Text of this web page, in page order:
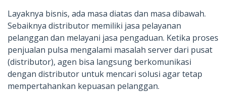
Layaknya bisnis, ada masa diatas dan masa dibawah.
Sebaiknya distributor memiliki jasa pelayanan
pelanggan dan melayani jasa pengaduan. Ketika proses
penjualan pulsa mengalami masalah server dari pusat
(distributor), agen bisa langsung berkomunikasi
dengan distributor untuk mencari solusi agar tetap
mempertahankan kepuasan pelanggan.